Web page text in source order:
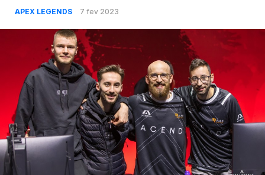
APEX LEGENDS 7 fev 2023